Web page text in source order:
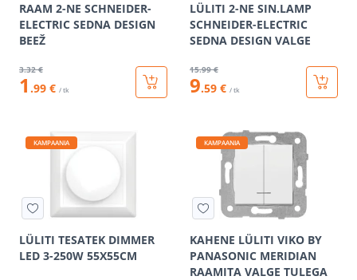
RAAM 2-NE SCHNEIDER-
ELECTRIC SEDNA DESIGN
BEEŽ
3.32 €
1 .99 € / tk
LÜLITI 2-NE SIN.LAMP
SCHNEIDER-ELECTRIC
SEDNA DESIGN VALGE
15.99 €
9.59 € / tk
KAMPAANIA
LÜLITI TESATEK DIMMER
LED 3-250W 55X55CM
KAMPAANIA
KAHENE LÜLITI VIKO BY
PANASONIC MERIDIAN
RAAMITA VALGE TULEGA